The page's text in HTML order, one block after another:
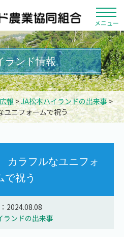
メニュー
ランド情報
広報>JA松本ハイランドの出来事 >
ニフォームで祝う
カラフルなユニフォ
で祝う
2024.08.08
ランドの出来事